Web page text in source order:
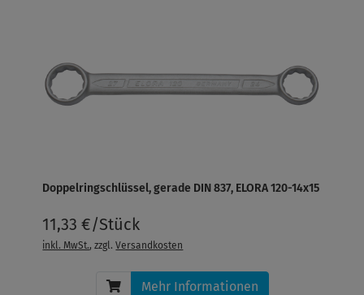
Doppelringschlüssel, gerade DIN 837, ELORA 120-14x15
11,33 €/Stück
inkl. MwSt., zzgl.Versandkosten
Mehr Informationen